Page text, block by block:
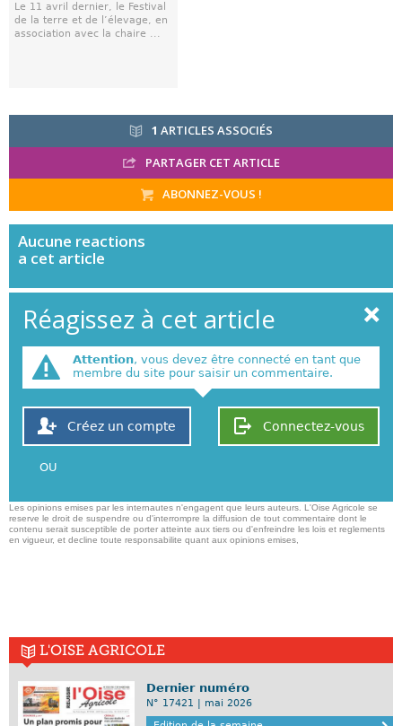
Le 11 avril dernier, le Festival
de la terre et de l’élevage, en
association avec la chaire ...
1 ARTICLES ASSOCIÉS
PARTAGER CET ARTICLE
ABONNEZ-VOUS !
Aucune reactions
a cet article
Réagissez à cet article
Attention, vous devez être connecté en tant que
membre du site pour saisir un commentaire.
Connectez-vous
Créez un compte
OU
Les opinions emises par les internautes n'engagent que leurs auteurs. L'Oise Agricole se
reserve le droit de suspendre ou d'interrompre la diffusion de tout commentaire dont le
contenu serait susceptible de porter atteinte aux tiers ou d'enfreindre les lois et reglements
en vigueur, et decline toute responsabilite quant aux opinions emises,
L'OISE AGRICOLE
Dernier numéro
N° 17421 | mai 2026